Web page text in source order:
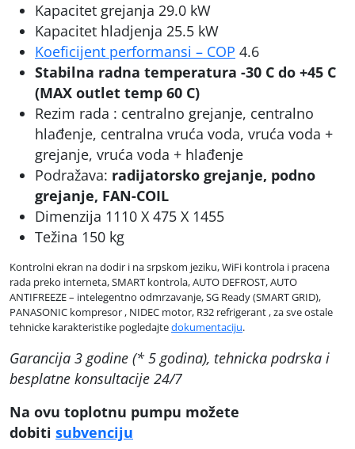
Kapacitet grejanja 29.0 kW
Kapacitet hladjenja 25.5 kW
Koeficijent performansi – COP 4.6
Stabilna radna temperatura -30 C do +45 C
(MAX outlet temp 60 C)
Rezim rada : centralno grejanje, centralno
hlađenje, centralna vruća voda, vruća voda +
grejanje, vruća voda + hlađenje
Podražava: radijatorsko grejanje, podno
grejanje, FAN-COIL
Dimenzija 1110 X 475 X 1455
Težina 150 kg
Kontrolni ekran na dodir i na srpskom jeziku, WiFi kontrola i pracena
rada preko interneta, SMART kontrola, AUTO DEFROST, AUTO
ANTIFREEZE – intelegentno odmrzavanje, SG Ready (SMART GRID),
PANASONIC kompresor , NIDEC motor, R32 refrigerant , za sve ostale
tehnicke karakteristike pogledajtedokumentaciju.
Garancija 3 godine (* 5 godina), tehnicka podrska i
besplatne konsultacije 24/7
Na ovu toplotnu pumpu možete
dobiti subvenciju